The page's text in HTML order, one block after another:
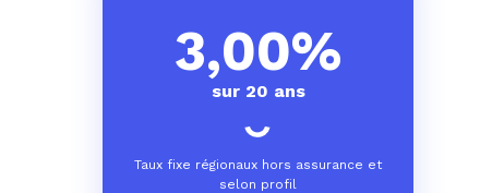
3,00%
sur 20 ans
Taux fixe régionaux hors assurance et
selon profil